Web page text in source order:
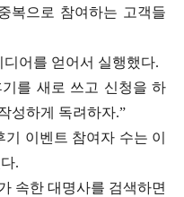
복으로 참여하는 고객들
어를 얻어서 실행했다.
를 새로 쓰고 신청을 하
성하게 독려하자.”
이벤트 참여자 수는 이
.
속한 대명사를 검색하면